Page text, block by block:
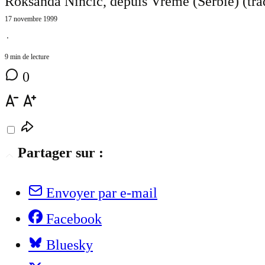
17 novembre 1999
⋅
9 min de lecture
0
Partager sur :
Envoyer par e-mail
Facebook
Bluesky